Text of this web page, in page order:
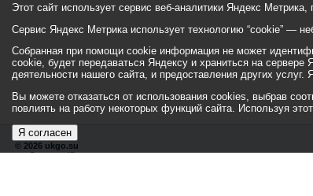
© 2026 ukgo.su
ул. Ленина, 47а
Этот сайт использует сервис веб-аналитики Яндекс
Сервис Яндекс Метрика использует технологию “cookie” —
Собранная при помощи cookie информация не может
cookie, будет передаваться Яндексу и храниться на
деятельности нашего сайта, и предоставления других
Вы можете отказаться от использования cookies, выбрав
повлиять на работу некоторых функций сайта. Используя
Я согласен